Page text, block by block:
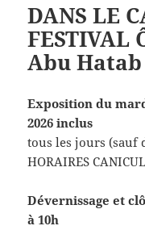
DANS LE
FESTIVAL
Abu Hatab
Exposition du
2026 inclus
tous les jours (sauf
HORAIRES
Dévernissage et
à 10h